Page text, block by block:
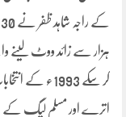
کر سکے